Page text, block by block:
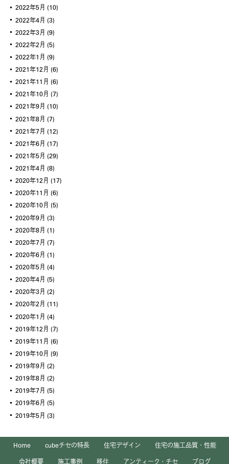
2022年5月 (10)
2022年4月 (3)
2022年3月 (9)
2022年2月 (5)
2022年1月 (9)
2021年12月 (6)
2021年11月 (6)
2021年10月 (7)
2021年9月 (10)
2021年8月 (7)
2021年7月 (12)
2021年6月 (17)
2021年5月 (29)
2021年4月 (8)
2020年12月 (17)
2020年11月 (6)
2020年10月 (5)
2020年9月 (3)
2020年8月 (1)
2020年7月 (7)
2020年6月 (1)
2020年5月 (4)
2020年4月 (5)
2020年3月 (2)
2020年2月 (11)
2020年1月 (4)
2019年12月 (7)
2019年11月 (6)
2019年10月 (9)
2019年9月 (2)
2019年8月 (2)
2019年7月 (5)
2019年6月 (5)
2019年5月 (3)
Home cubeチセの特長 住宅デザイン
住宅の施工品質・性能
会社概要
施工事例 移住 アンティーク・チセ ブログ